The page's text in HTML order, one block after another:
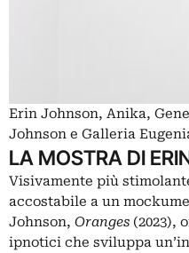
Erin Johnson, Anika,
Johnson e Galleria
LA MOSTRA DI
Visivamente più
accostabile a un
Johnson, Oranges (2023),
ipnotici che sviluppa